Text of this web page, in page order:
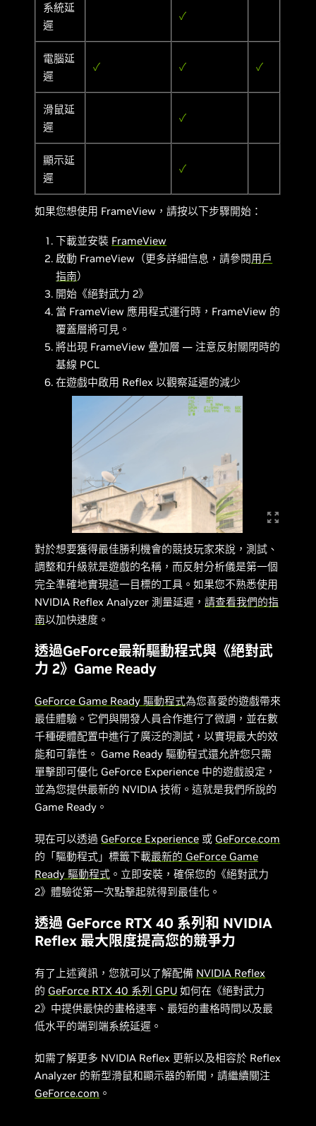
系統延
遲
✓
電腦延
遲
✓ ✓ ✓
滑鼠延
遲
✓
顯示延
遲
✓
如果您想使用 FrameView，請按以下步驟開始：
下載並安裝 FrameView
啟動 FrameView（更多詳細信息，請參閱用戶
指南）
開始《絕對武力 2》
當 FrameView 應用程式運行時，FrameView 的
覆蓋層將可見。
將出現 FrameView 疊加層 — 注意反射關閉時的
基線 PCL
在遊戲中啟用 Reflex 以觀察延遲的減少
對於想要獲得最佳勝利機會的競技玩家來說，測試、
調整和升級就是遊戲的名稱，而反射分析儀是第一個
完全準確地實現這一目標的工具。如果您不熟悉使用
NVIDIA Reflex Analyzer 測量延遲，請查看我們的指
南以加快速度。
透過GeForce最新驅動程式與《絕對武
力 2》Game Ready
GeForce Game Ready 驅動程式為您喜愛的遊戲帶來
最佳體驗。它們與開發人員合作進行了微調，並在數
千種硬體配置中進行了廣泛的測試，以實現最大的效
能和可靠性。 Game Ready 驅動程式還允許您只需
單擊即可優化 GeForce Experience 中的遊戲設定，
並為您提供最新的 NVIDIA 技術。這就是我們所說的
Game Ready。
現在可以透過 GeForce Experience 或 GeForce.com
的「驅動程式」標籤下載最新的 GeForce Game
Ready 驅動程式 。立即安裝，確保您的《絕對武力
2》體驗從第一次點擊起就得到最佳化。
透過 GeForce RTX 40 系列和 NVIDIA
Reflex 最大限度提高您的競爭力
有了上述資訊，您就可以了解配備 NVIDIA Reflex
的 GeForce RTX 40 系列 GPU 如何在《絕對武力
2》中提供最快的畫格速率、最短的畫格時間以及最
低水平的端到端系統延遲。
如需了解更多 NVIDIA Reflex 更新以及相容於 Reflex
Analyzer 的新型滑鼠和顯示器的新聞，請繼續關注
GeForce.com 。